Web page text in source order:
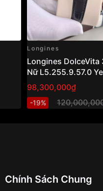
Longines
Longines DolceVita
Nữ L5.255.9.57.0
Gold 18K – Swiss
98,300,000₫
-19%
Chính Sách Chung